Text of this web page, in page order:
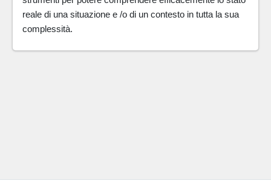
reale di una situazione e /o di un contesto in tutta la sua
complessità.